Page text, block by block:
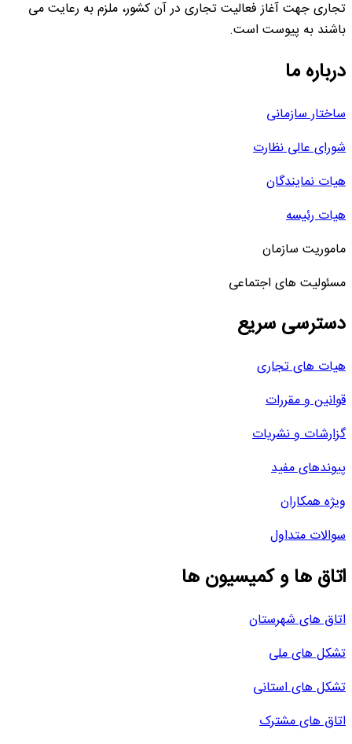
تجاری جهت آغاز فعالیت تجاری در آن کشور، ملزم به رعایت می
باشند به پیوست است.
درباره ما
ساختار سازمانی
شورای عالی نظارت
هیات نمایندگان
هیات رئیسه
ماموریت سازمان
مسئولیت های اجتماعی
دسترسی سریع
هیات های تجاری
قوانین و مقررات
گزارشات و نشریات
پیوندهای مفید
ویژه همکاران
سوالات متداول
اتاق ها و کمیسیون ها
اتاق های شهرستان
تشکل های ملی
تشکل های استانی
اتاق های مشترک